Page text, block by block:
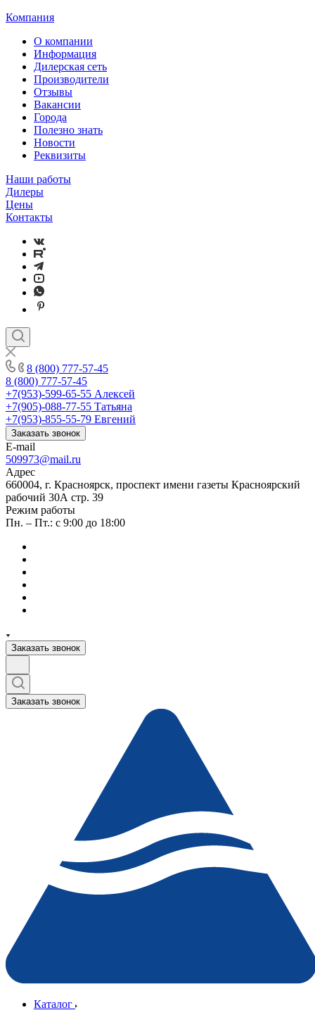
Компания
О компании
Информация
Дилерская сеть
Производители
Отзывы
Вакансии
Города
Полезно знать
Новости
Реквизиты
Наши работы
Дилеры
Цены
Контакты
8 (800) 777-57-45
8 (800) 777-57-45
+7(953)-599-65-55 Алексей
+7(905)-088-77-55 Татьяна
+7(953)-855-55-79 Евгений
Заказать звонок
E-mail
509973@mail.ru
Адрес
660004, г. Красноярск, проспект имени газеты Красноярский
рабочий 30А стр. 39
Режим работы
Пн. – Пт.: с 9:00 до 18:00
Заказать звонок
Заказать звонок
Каталог